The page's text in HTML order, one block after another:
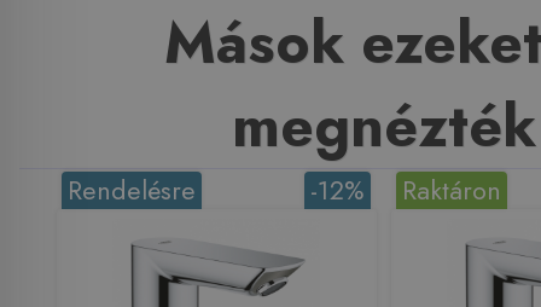
Mások
megnézték
-12%
Rendelésre Raktáron